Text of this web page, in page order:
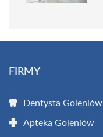
FIRMY
Dentysta Goleniów
Apteka Goleniów